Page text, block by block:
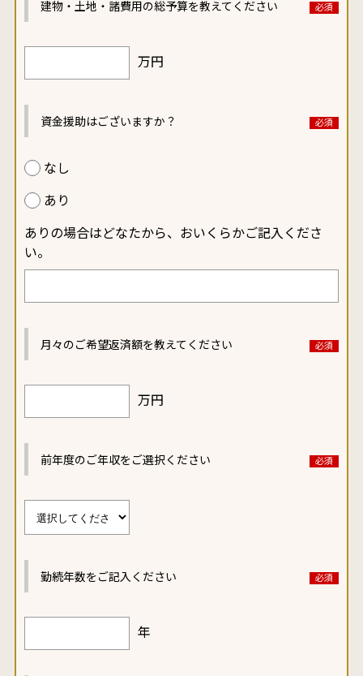
建物・土地・諸費用の総予算を教えてください
万円
資金援助はございますか？
なし
あり
ありの場合はどなたから、おいくらかご記入くださ
い。
月々のご希望返済額を教えてください
万円
前年度のご年収をご選択ください
勤続年数をご記入ください
年